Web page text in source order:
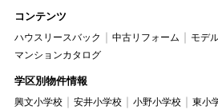
コンテンツ
ハウスリースバック 中古リフォーム
モデ
マンションカタログ
学区別物件情報
興文小学校 安井小学校 小野小学校 東小